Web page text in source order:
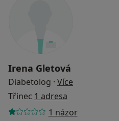
Irena Gletová
Diabetolog · Více
Třinec 1 adresa
1 názor